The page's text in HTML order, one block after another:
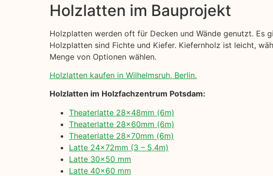
Holzlatten im Bauprojekt
Holzplatten werden oft für Decken und Wände genutzt. Es
Holzplatten sind Fichte und Kiefer. Kiefernholz ist leicht,
Menge von Optionen wählen.
Holzlatten kaufen in Wilhelmsruh, Berlin.
Holzlatten im Holzfachzentrum Potsdam:
Theaterlatte 28x48mm (6m)
Theaterlatte 28x60mm (6m)
Theaterlatte 28x70mm (6m)
Latte 24x72mm (3 – 5,4m)
Latte 30×50 mm
Latte 40×60 mm